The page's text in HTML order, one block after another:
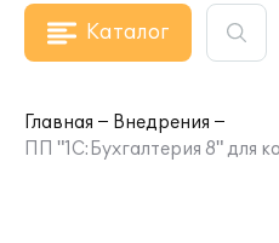
Каталог
Главная
Внедрения
ПП "1С:Бухгалтерия 8" для